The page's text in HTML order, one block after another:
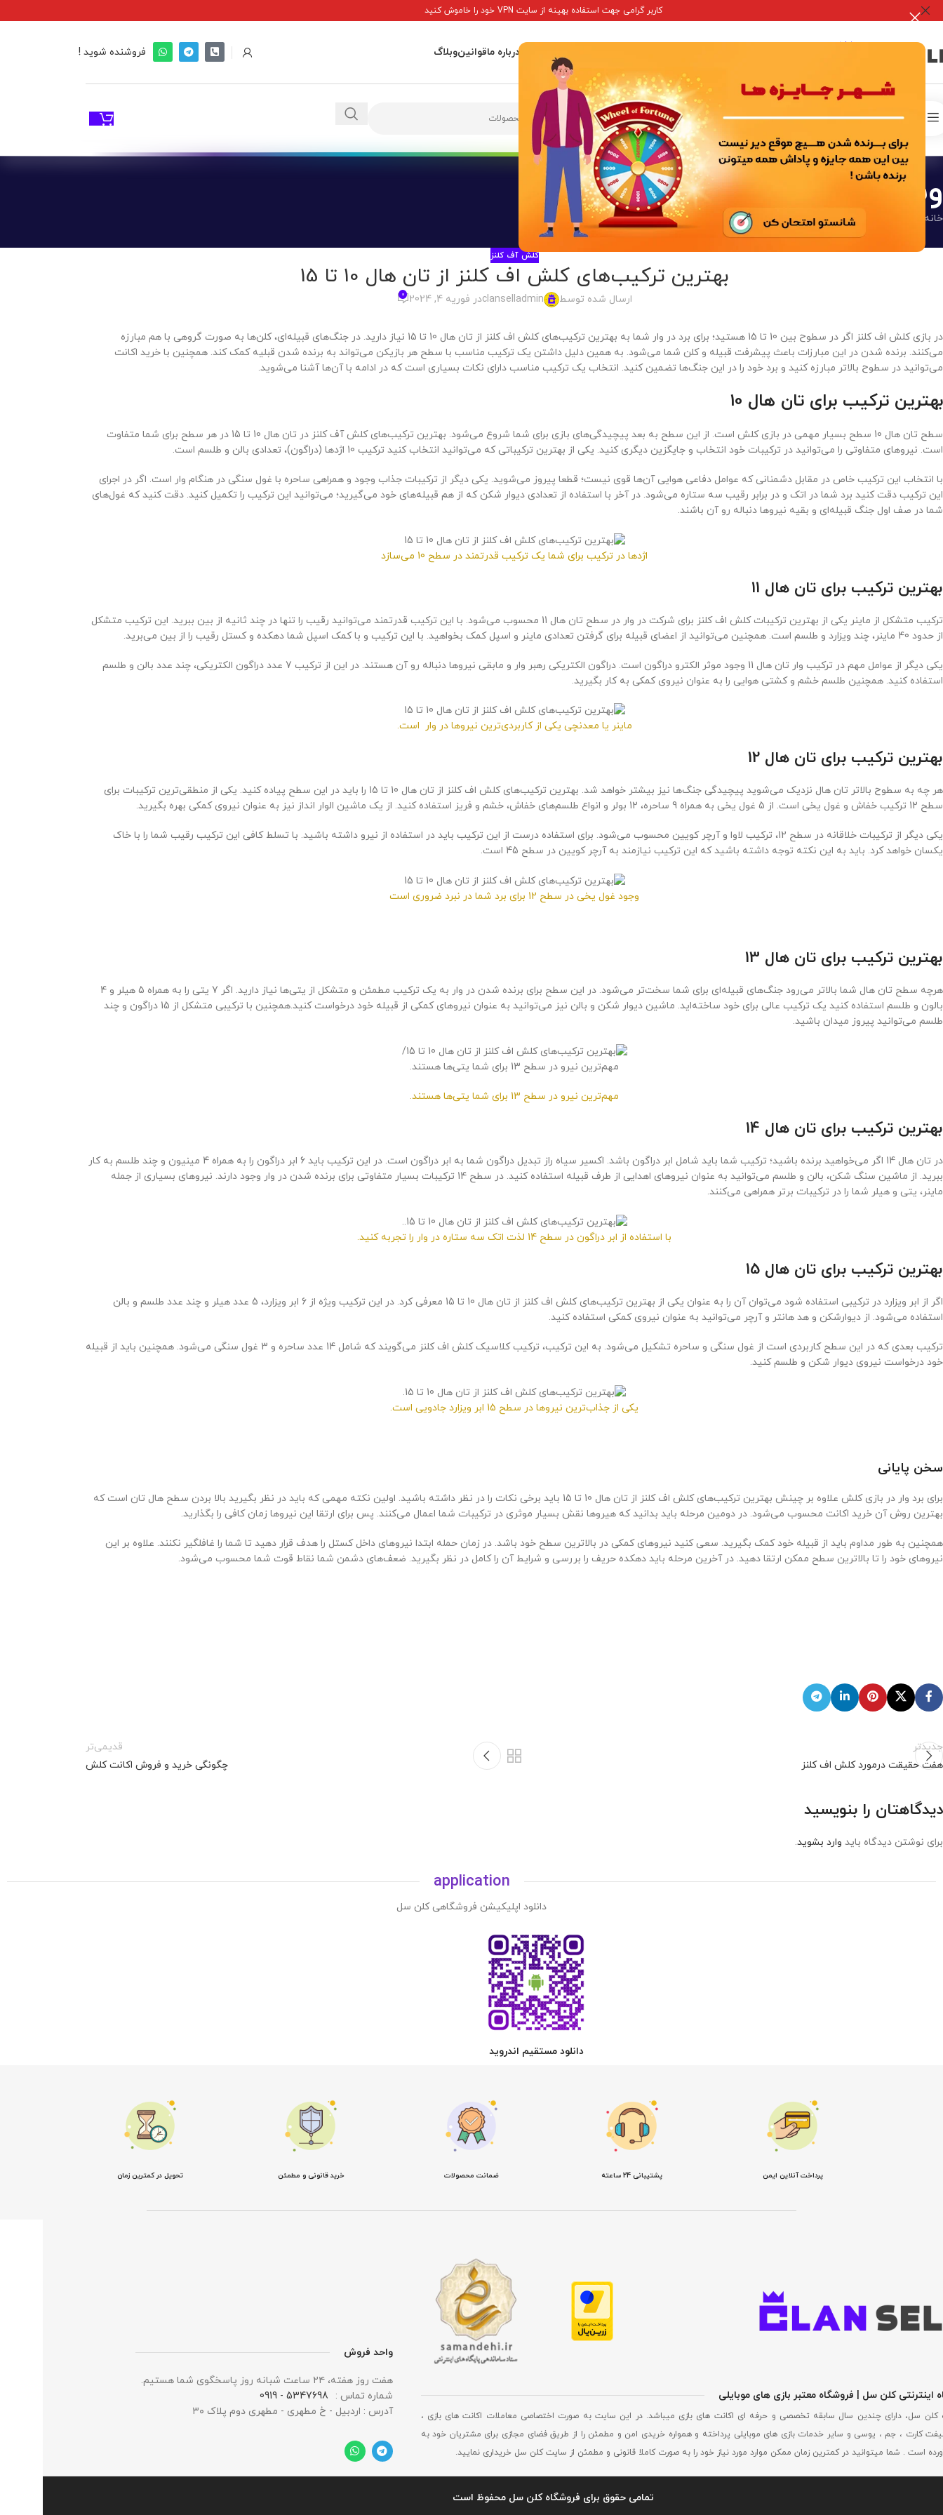
کاربر گرامی جهت استفاده بهینه از سایت VPN خود را خاموش کنید
درباره ماقوانینوبلاگ فروشنده شوید !
خدمات درون برنامه ای اکانت ها بازی
وبلاگ
خانه
کلش آف کلنز
بهترین ترکیب‌های کلش اف کلنز از تان هال 10 تا 15
ارسال شده توسط clanselladminدر فوریه 4, 2024 0
در بازی کلش اف کلنز اگر در سطوح بین 10 تا 15 هستید؛ برای برد در وار شما به بهترین ترکیب‌های کلش اف کلنز از تان هال 10 تا 15 نیاز دارید. در جنگ‌های قبیله‌ای، کلن‌ها به صورت گروهی با هم مبارزه
می‌کنند. برنده شدن در این مبارزات باعث پیشرفت قبیله و کلن شما می‌شود. به همین دلیل داشتن یک ترکیب مناسب با سطح هر بازیکن می‌تواند به برنده شدن قبلیه کمک کند. همچنین با خرید اکانت
می‌توانید در سطوح بالاتر مبارزه کنید و برد خود را در این جنگ‌ها تضمین کنید. انتخاب یک ترکیب مناسب دارای نکات بسیاری است که در ادامه با آن‌ها آشنا می‌شوید.
بهترین ترکیب برای تان هال 10
سطح تان هال 10 سطح بسیار مهمی در بازی کلش است. از این سطح به بعد پیچیدگی‌های بازی برای شما شروع می‌شود. بهترین ترکیب‌های کلش آف کلنز در تان هال 10 تا 15 در هر سطح برای شما متفاوت
است. نیروهای متفاوتی را می‌توانید در ترکیبات خود انتخاب و جایگزین دیگری کنید. یکی از بهترین ترکیباتی که می‌توانید انتخاب کنید ترکیب 10 اژدها (دراگون)، تعدادی بالن و طلسم است.
با انتخاب این ترکیب خاص در مقابل دشمنانی که عوامل دفاعی هوایی آن‌ها قوی نیست؛ قطعا پیروز می‌شوید. یکی دیگر از ترکیبات جذاب وجود و همراهی ساحره با غول سنگی در هنگام وار است. اگر در اجرای
این ترکیب دقت کنید برد شما در اتک و در برابر رقیب سه ستاره می‌شود. در آخر با استفاده از تعدادی دیوار شکن که از هم قبیله‌های خود می‌گیرید؛ می‌توانید این ترکیب را تکمیل کنید. دقت کنید که غول‌های
شما در صف اول جنگ قبیله‌ای و بقیه نیروها دنباله رو آن باشند.
اژدها در ترکیب برای شما یک ترکیب قدرتمند در سطح 10 می‌سازد
بهترین ترکیب برای تان هال 11
ترکیب متشکل از ماینر یکی از بهترین ترکیبات کلش اف کلنز برای شرکت در وار در سطح تان هال 11 محسوب می‌شود. با این ترکیب قدرتمند می‌توانید رقیب را تنها در چند ثانیه از بین ببرید. این ترکیب متشکل
از حدود 40 ماینر، چند ویزارد و طلسم است. همچنین می‌توانید از اعضای قبیله برای گرفتن تعدادی ماینر و اسپل کمک بخواهید. با این ترکیب و با کمک اسپل شما دهکده و کستل رقیب را از بین می‌برید.
یکی دیگر از عوامل مهم در ترکیب وار تان هال 11 وجود موثر الکترو دراگون است. دراگون الکتریکی رهبر وار و مابقی نیروها دنباله رو آن هستند. در این از ترکیب 7 عدد دراگون الکتریکی، چند عدد بالن و طلسم
استفاده کنید. همچنین طلسم خشم و کشتی هوایی را به عنوان نیروی کمکی به کار بگیرید.
ماینر یا معدنچی یکی از کاربردی‌ترین نیروها در وار است.
بهترین ترکیب برای تان هال 12
هر چه به سطوح بالاتر تان هال نزدیک می‌شوید پیچیدگی جنگ‌ها نیز بیشتر خواهد شد. بهترین ترکیب‌های کلش اف کلنز از تان هال 10 تا 15 را باید در این سطح پیاده کنید. یکی از منطقی‌ترین ترکیبات برای
سطح 12 ترکیب خفاش و غول یخی است. از 5 غول یخی به همراه 9 ساحره، 12 بولر و انواع طلسم‌های خفاش، خشم و فریز استفاده کنید. از یک ماشین الوار انداز نیز به عنوان نیروی کمکی بهره بگیرید.
یکی دیگر از ترکیبات خلاقانه در سطح 12، ترکیب لاوا و آرچر کویین محسوب می‌شود. برای استفاده درست از این ترکیب باید در استفاده از نیرو داشته باشید. با تسلط کافی این ترکیب رقیب شما را با خاک
یکسان خواهد کرد. باید به این نکته توجه داشته باشید که این ترکیب نیازمند به آرچر کویین در سطح 45 است.
وجود غول یخی در سطح 12 برای برد شما در نبرد ضروری است
بهترین ترکیب برای تان هال 13
هرچه سطح تان هال شما بالاتر می‌رود جنگ‌های قبیله‌ای برای شما سخت‌تر می‌شود. در این سطح برای برنده شدن در وار به یک ترکیب مطمئن و متشکل از یتی‌ها نیاز دارید. اگر 7 یتی را به همراه 5 هیلر و 4
بالون و طلسم استفاده کنید یک ترکیب عالی برای خود ساخته‌اید. ماشین دیوار شکن و بالن نیز می‌توانید به عنوان نیروهای کمکی از قبیله خود درخواست کنید.همچنین با ترکیبی متشکل از 15 دراگون و چند
طلسم می‌توانید پیروز میدان باشید.
مهم‌ترین نیرو در سطح 13 برای شما یتی‌ها هستند.
مهم‌ترین نیرو در سطح 13 برای شما یتی‌ها هستند.
بهترین ترکیب برای تان هال 14
در تان هال 14 اگر می‌خواهید برنده باشید؛ ترکیب شما باید شامل ابر دراگون باشد. اکسیر سیاه راز تبدیل دراگون شما به ابر دراگون است. در این ترکیب باید 6 ابر دراگون را به همراه 4 مینیون و چند طلسم به کار
ببرید. از ماشین سنگ شکن، بالن و طلسم می‌توانید به عنوان نیروهای اهدایی از طرف قبیله استفاده کنید. در سطح 14 ترکیبات بسیار متفاوتی برای برنده شدن در وار وجود دارند. نیروهای بسیاری از جمله
ماینر، یتی و هیلر شما را در ترکیبات برتر همراهی می‌کنند.
با استفاده از ابر دراگون در سطح 14 لذت اتک سه ستاره در وار را تجربه کنید.
بهترین ترکیب برای تان هال 15
اگر از ابر ویزارد در ترکیبی استفاده شود می‌توان آن را به عنوان یکی از بهترین‌ ترکیب‌های کلش اف کلنز از تان هال 10 تا 15 معرفی کرد. در این ترکیب ویژه از 6 ابر ویزارد، 5 عدد هیلر و چند عدد طلسم و بالن
استفاده می‌شود. از دیوارشکن و هد هانتر و آرچر می‌توانید به عنوان نیروی کمکی استفاده کنید.
ترکیب بعدی که در این سطح کاربردی است از غول سنگی و ساحره تشکیل می‌شود. به این ترکیب، ترکیب کلاسیک کلش اف کلنز می‌گویند که شامل 14 عدد ساحره و 3 غول سنگی می‌شود. همچنین باید از قبیله
خود درخواست نیروی دیوار شکن و طلسم کنید.
یکی از جذاب‌ترین‌ نیروها در سطح 15 ابر ویزارد جادویی است.
سخن پایانی
برای برد وار در بازی کلش علاوه بر چینش بهترین ترکیب‌های کلش اف کلنز از تان هال 10 تا 15 باید برخی نکات را در نظر داشته باشید. اولین نکته مهمی که باید در نظر بگیرید بالا بردن سطح هال تان است که
بهترین روش آن خرید اکانت محسوب می‌شود. در دومین مرحله باید بدانید که هیروها نقش بسیار موثری در ترکیبات شما اعمال می‌کنند. پس برای ارتقا این نیروها زمان کافی را بگذارید.
همچنین به طور مداوم باید از قبیله خود کمک بگیرید. سعی کنید نیروهای کمکی در بالاترین سطح خود باشد. در زمان حمله ابتدا نیروهای داخل کستل را هدف قرار دهید تا شما را غافلگیر نکنند. علاوه بر این
نیروهای خود را تا بالاترین سطح ممکن ارتقا دهید. در آخرین مرحله باید دهکده حریف را بررسی و شرایط آن را کامل در نظر بگیرید. ضعف‌های دشمن شما نقاط قوت شما محسوب می‌شود.
جدیدتر
هفت حقیقت درمورد کلش اف کلنز
قدیمی‌تر
چگونگی خرید و فروش اکانت کلش
دیدگاهتان را بنویسید
برای نوشتن دیدگاه باید وارد بشوید.
application
دانلود اپلیکیشن فروشگاهی کلن سل
دانلود مستقیم اندروید
پرداخت آنلاین ایمن پشتیبانی 24 ساعته ضمانت محصولات خرید قانونی و مطمئن تحویل در کمترین زمان
اینترنتی کلن سل | فروشگاه معتبر بازی های موبایلی
کلن سل، دارای چندین سال سابقه تخصصی و حرفه ای اکانت های بازی میباشد. در این سایت به صورت اختصاصی معاملات اکانت های بازی ،
کارت ، جم ، یوسی و سایر خدمات بازی های موبایلی پرداخته و همواره خریدی امن و مطمئن را از طریق فضای مجازی برای مشتریان خود به
است . شما میتوانید در کمترین زمان ممکن موارد مورد نیاز خود را به صورت کاملا قانونی و مطمئن از سایت کلن سل خریداری نمایید.
واحد فروش
هفت روز هفته، ۲۴ ساعت شبانه‌ روز پاسخگوی شما هستیم.
شماره تماس :
5347698 - 0919
آدرس : اردبیل - خ مطهری - مطهری دوم پلاک ۳۰
تمامی حقوق برای فروشگاه کلن سل محفوظ است